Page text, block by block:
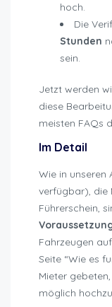
hoch.
Die
Stunden
sein.
Jetzt werden
diese
meisten FAQs
Im Detail
Wie in unseren
verfügbar), die
Führerschein,
Fahrzeugen
Seite “Wie es
Mieter
möglich